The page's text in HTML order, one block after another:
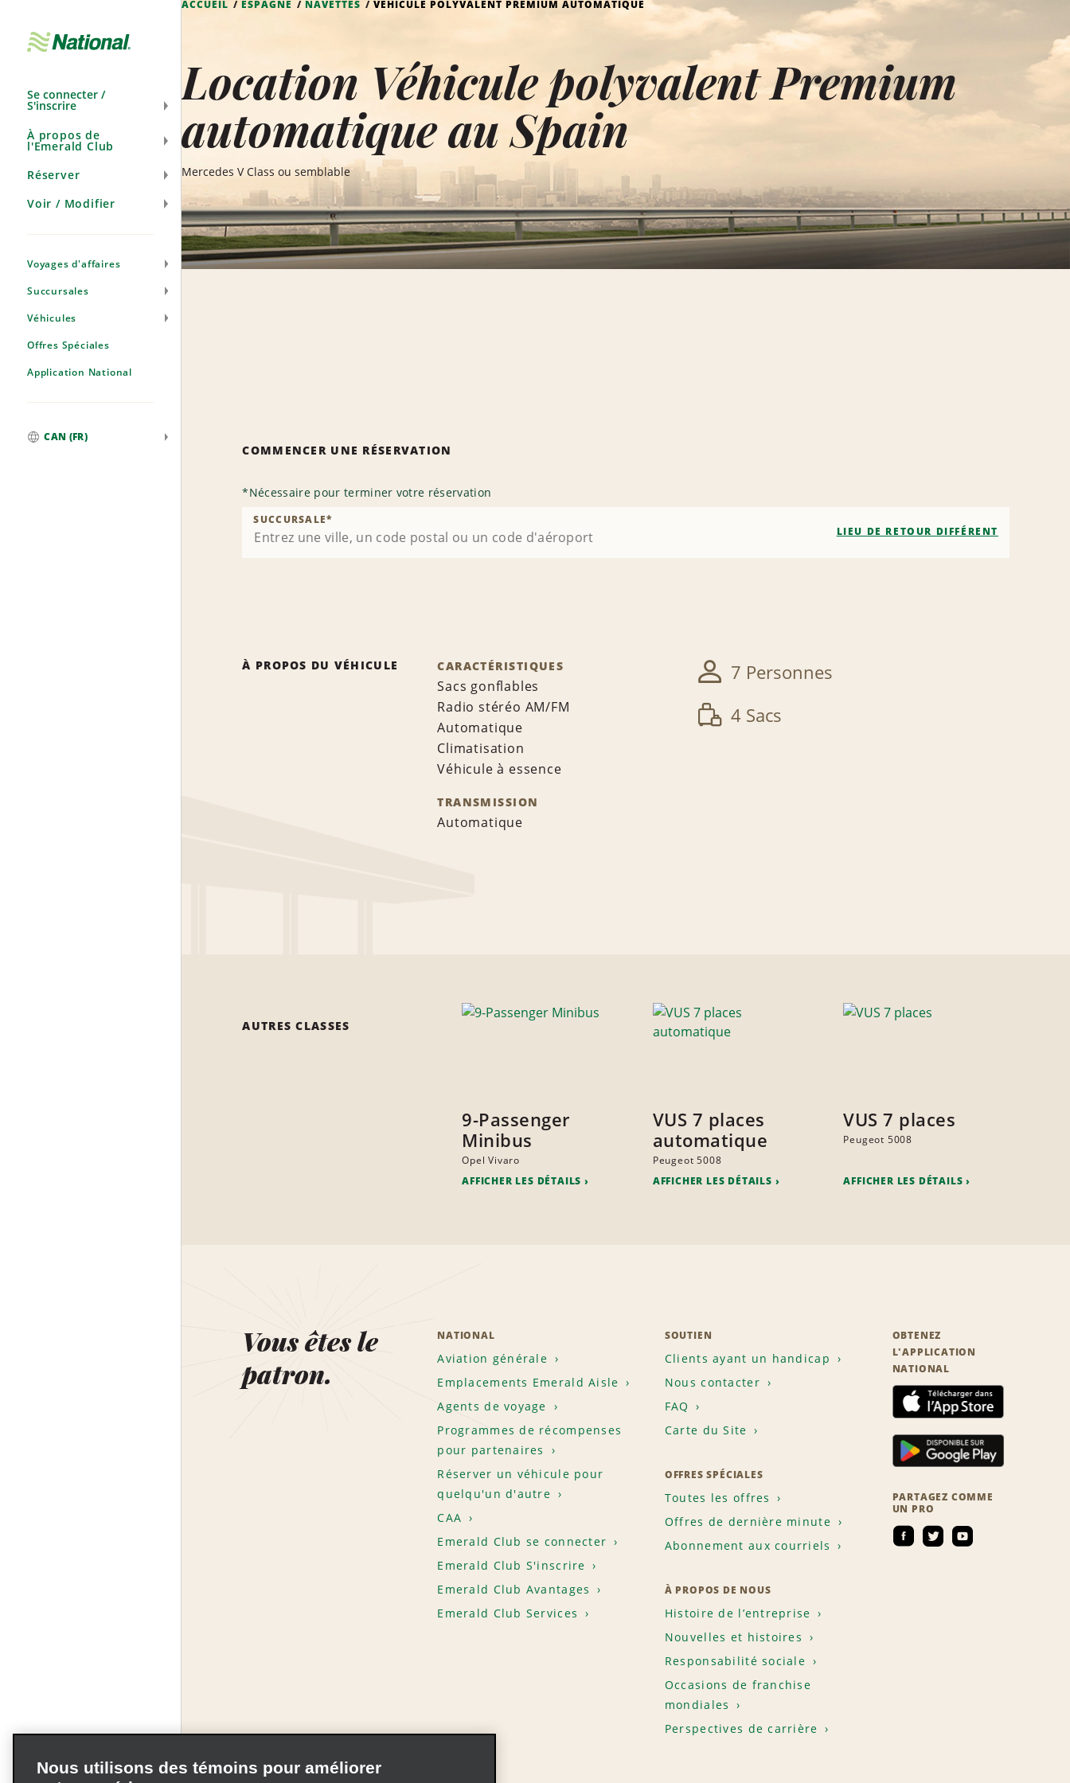
navigation
Se connecter /
S'inscrire
À propos de
l'Emerald Club
Réserver
Voir / Modifier
Voyages d'affaires
Succursales
Véhicules
Offres Spéciales
Application National
CAN (FR)
ACCUEIL ESPAGNE NAVETTES VÉHICULE POLYVALENT PREMIUM AUTOMATIQUE
Location Véhicule polyvalent Premium
automatique au Spain
Mercedes V Class ou semblable
COMMENCER UNE RÉSERVATION
*Nécessaire pour terminer votre réservation
SUCCURSALE*
LIEU DE RETOUR DIFFÉRENT
À PROPOS DU VÉHICULE CARACTÉRISTIQUES
Sacs gonflables
Radio stéréo AM/FM
Automatique
Climatisation
Véhicule à essence
TRANSMISSION
Automatique
7 Personnes
4 Sacs
AUTRES CLASSES
9-Passenger
Minibus
Opel Vivaro
AFFICHER LES DÉTAILS
VUS 7 places
automatique
Peugeot 5008
AFFICHER LES DÉTAILS
VUS 7 places
Peugeot 5008
AFFICHER LES DÉTAILS
Vous êtes le
patron.
NATIONAL
Aviation générale
Emplacements Emerald Aisle
Agents de voyage
Programmes de récompenses
pour partenaires
Réserver un véhicule pour
quelqu'un d'autre
CAA
Emerald Club se connecter
Emerald Club S'inscrire
Emerald Club Avantages
Emerald Club Services
SOUTIEN
Clients ayant un handicap
Nous contacter
FAQ
Carte du Site
OFFRES SPÉCIALES
Toutes les offres
Offres de dernière minute
Abonnement aux courriels
À PROPOS DE NOUS
Histoire de l’entreprise
Nouvelles et histoires
Responsabilité sociale
Occasions de franchise
mondiales
Perspectives de carrière
OBTENEZ
L'APPLICATION
NATIONAL
PARTAGEZ COMME
UN PRO
Nous utilisons des témoins pour améliorer